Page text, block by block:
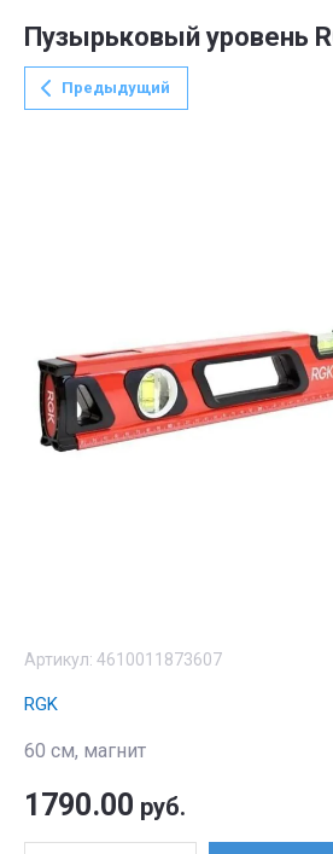
Пузырьковый уровень
Предыдущий
Артикул: 4610011873607
RGK
60 см, магнит
1790.00 руб.